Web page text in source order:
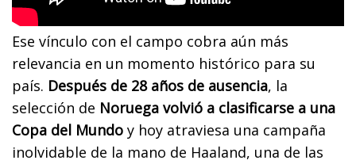
Ese vínculo con el campo cobra aún más
relevancia en un momento histórico para su
país. Después de 28 años de ausencia, la
selección de Noruega volvió a clasificarse a una
Copa del Mundo y hoy atraviesa una campaña
inolvidable de la mano de Haaland, una de las